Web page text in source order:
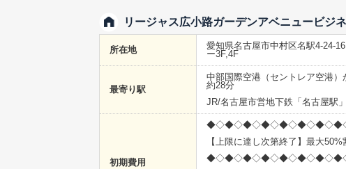
リージャス広小路ガーデンアベニュービジ
所在地
愛知県名古屋市中村区名駅4-24-
ー3F,4F
最寄り駅
中部国際空港（セントレア空港
約28分
JR/名古屋市営地下鉄「名古屋駅
初期費用
【上限に達し次第終了】最大